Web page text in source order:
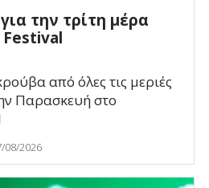
την τρίτη μέρα
από όλες τις μεριές
Παρασκευή στο
08/2026